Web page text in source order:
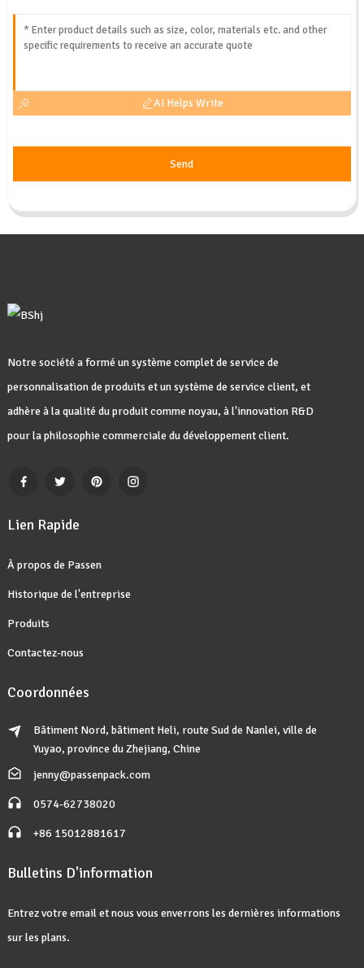
AI Helps Write
Send
Notre société a formé un système complet de service de
personnalisation de produits et un système de service client, et
adhère à la qualité du produit comme noyau, à l'innovation R&D
pour la philosophie commerciale du développement client.
Lien Rapide
À propos de Passen
Historique de l'entreprise
Produits
Contactez-nous
Coordonnées
Bâtiment Nord, bâtiment Heli, route Sud de Nanlei, ville de
Yuyao, province du Zhejiang, Chine
jenny@passenpack.com
0574-62738020
+86 15012881617
Bulletins D'information
Entrez votre email et nous vous enverrons les dernières informations
sur les plans.